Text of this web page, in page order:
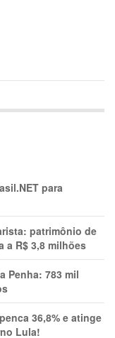
para
patrimônio de
a R$ 3,8 milhões
Penha: 783 mil
36,8% e atinge
Lula!